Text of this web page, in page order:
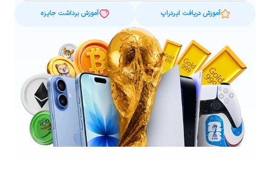
آموزش دریافت ایردراپ آموزش برداشت جایزه